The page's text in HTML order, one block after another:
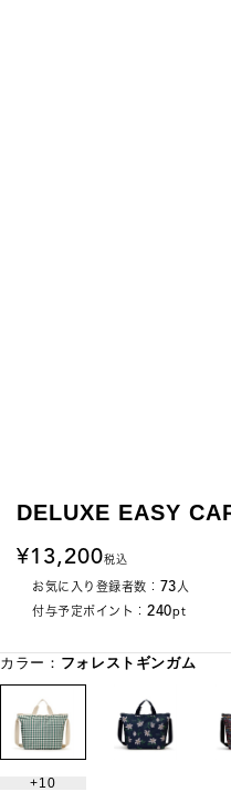
DELUXE EASY
13,200税込
お気に入り登録者数： 73人
付与予定ポイント： 240pt
カラー： フォレストギンガム
10